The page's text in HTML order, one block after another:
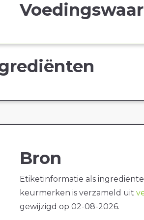
Bron
Etiketinformatie als
keurmerken is verzameld uit
gewijzigd op 02-08-2026.